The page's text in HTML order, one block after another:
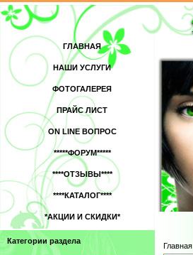
ГЛАВНАЯ
НАШИ УСЛУГИ
ФОТОГАЛЕРЕЯ
ПРАЙС ЛИСТ
ON LINE ВОПРОС
*****ФОРУМ*****
****ОТЗЫВЫ****
****КАТАЛОГ****
*АКЦИИ И СКИДКИ*
Категории раздела
Главная